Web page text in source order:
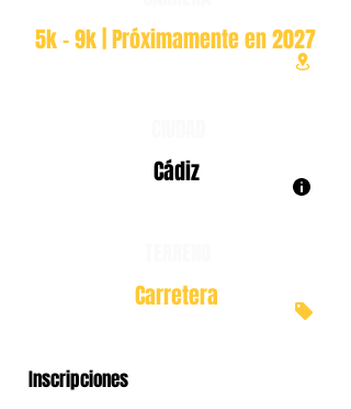
5k - 9k | Próximamente en 2027
Cádiz
Carretera
Inscripciones